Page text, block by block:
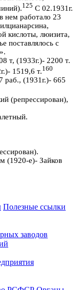
125 С 02.1931г.
нем работало 23
кислоты, люизита,
поставлялось с
т, (1933г.)- 2200 т.
1519,6 т.160
раб., (1931г.)- 665
(репрессирован),
(1920-е)- Зайков
Полезные ссылки
заводов